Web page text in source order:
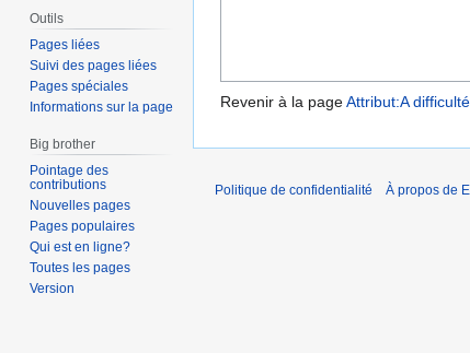
Revenir à la pageAttribut:A difficulté
Outils
Pages liées
Suivi des pages liées
Pages spéciales
Informations sur la page
Big brother
Pointage des
contributions
Nouvelles pages
Pages populaires
Qui est en ligne?
Toutes les pages
Version
Politique de confidentialité À propos de